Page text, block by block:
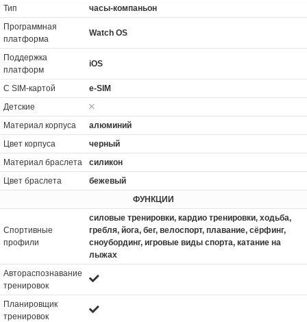
Тип
часы-компаньон
Программная
платформа
Watch OS
Поддержка
платформ
iOS
С SIM-картой
e-SIM
Детские
Материал корпуса
алюминий
Цвет корпуса
черный
Материал браслета
силикон
Цвет браслета
бежевый
ФУНКЦИИ
Спортивные
профили
силовые тренировки, кардио тренировки, xодьба,
гребля, йога, бег, велоспорт, плавание, сёрфинг,
сноубординг, игровые виды спорта, катание на
лыжах
Автораспознавание
тренировок
Планировщик
тренировок